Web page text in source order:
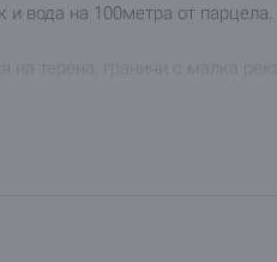
и вода на 100метра от парцела.
терена, граничи с малка река.